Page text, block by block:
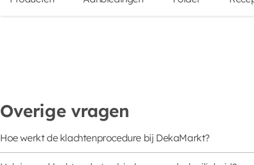
Overige vragen
Hoe werkt de klachtenprocedure bij DekaMarkt?